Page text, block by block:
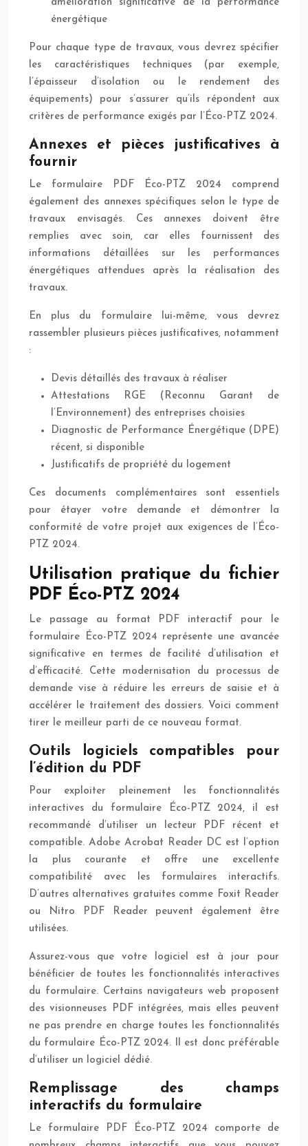
amélioration significative de la performance
énergétique
Pour chaque type de travaux, vous devrez spécifier
les caractéristiques techniques (par exemple,
l’épaisseur d’isolation ou le rendement des
équipements) pour s’assurer qu’ils répondent aux
critères de performance exigés par l’Éco-PTZ 2024.
Annexes et pièces justificatives à
fournir
Le formulaire PDF Éco-PTZ 2024 comprend
également des annexes spécifiques selon le type de
travaux envisagés. Ces annexes doivent être
remplies avec soin, car elles fournissent des
informations détaillées sur les performances
énergétiques attendues après la réalisation des
travaux.
En plus du formulaire lui-même, vous devrez
rassembler plusieurs pièces justificatives, notamment
:
Devis détaillés des travaux à réaliser
Attestations RGE (Reconnu Garant de
l’Environnement) des entreprises choisies
Diagnostic de Performance Énergétique (DPE)
récent, si disponible
Justificatifs de propriété du logement
Ces documents complémentaires sont essentiels
pour étayer votre demande et démontrer la
conformité de votre projet aux exigences de l’Éco-
PTZ 2024.
Utilisation pratique du fichier
PDF Éco-PTZ 2024
Le passage au format PDF interactif pour le
formulaire Éco-PTZ 2024 représente une avancée
significative en termes de facilité d’utilisation et
d’efficacité. Cette modernisation du processus de
demande vise à réduire les erreurs de saisie et à
accélérer le traitement des dossiers. Voici comment
tirer le meilleur parti de ce nouveau format.
Outils logiciels compatibles pour
l’édition du PDF
Pour exploiter pleinement les fonctionnalités
interactives du formulaire Éco-PTZ 2024, il est
recommandé d’utiliser un lecteur PDF récent et
compatible. Adobe Acrobat Reader DC est l’option
la plus courante et offre une excellente
compatibilité avec les formulaires interactifs.
D’autres alternatives gratuites comme Foxit Reader
ou Nitro PDF Reader peuvent également être
utilisées.
Assurez-vous que votre logiciel est à jour pour
bénéficier de toutes les fonctionnalités interactives
du formulaire. Certains navigateurs web proposent
des visionneuses PDF intégrées, mais elles peuvent
ne pas prendre en charge toutes les fonctionnalités
du formulaire Éco-PTZ 2024. Il est donc préférable
d’utiliser un logiciel dédié.
Remplissage des champs
interactifs du formulaire
Le formulaire PDF Éco-PTZ 2024 comporte de